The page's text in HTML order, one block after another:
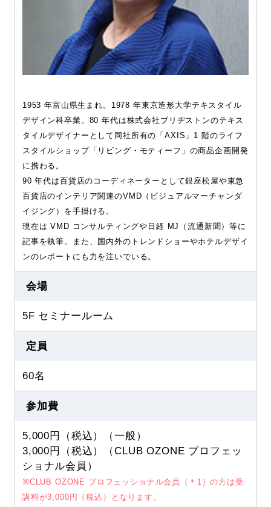
1953 年富山県生まれ。1978 年東京造形大学テキスタイル
デザイン科卒業。80 年代は株式会社ブリヂストンのテキス
タイルデザイナーとして同社所有の「AXIS」1 階のライフ
スタイルショップ「リビング・モティーフ」の商品企画開発
に携わる。
90 年代は百貨店のコーディネーターとして銀座松屋や東急
百貨店のインテリア関連のVMD（ビジュアルマーチャンダ
イジング）を手掛ける。
現在は VMD コンサルティングや日経 MJ（流通新聞）等に
記事を執筆。また、国内外のトレンドショーやホテルデザイ
ンのレポートにも力を注いでいる。
会場
5F セミナールーム
定員
60名
参加費
5,000円（税込）（一般）
3,000円（税込）（CLUB OZONE プロフェッ
ショナル会員）
※CLUB OZONE プロフェッショナル会員（＊1）の方は受
講料が3,000円（税込）となります。